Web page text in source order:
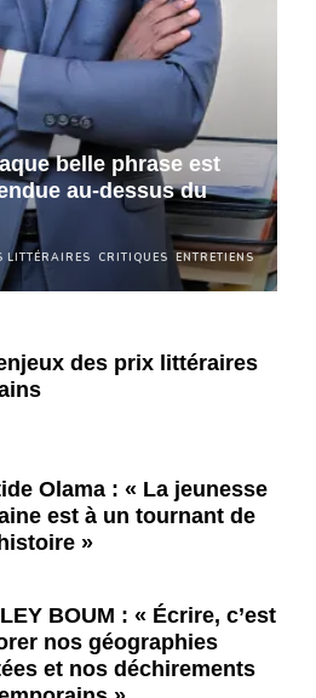
LITTÉRAIRES CRITIQUES ENTRETIENS
belle phrase est
au-dessus du
des prix littéraires
Olama : « La jeunesse
est à un tournant de
»
BOUM : « Écrire, c’est
nos géographies
et nos déchirements